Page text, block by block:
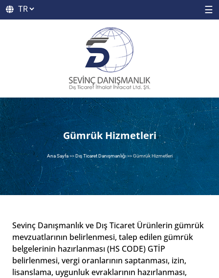
☰
Gümrük Hizmetleri
Ana Sayfa>>Dış Ticaret Danışmanlığı>>Gümrük Hizmetleri
Sevinç Danışmanlık ve Dış Ticaret Ürünlerin gümrük
mevzuatlarının belirlenmesi, talep edilen gümrük
belgelerinin hazırlanması (HS CODE) GTİP
belirlenmesi, vergi oranlarının saptanması, izin,
lisanslama, uygunluk evraklarının hazırlanması,